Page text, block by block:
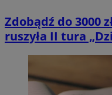
Zdobądź do 3000
ruszyła II tura